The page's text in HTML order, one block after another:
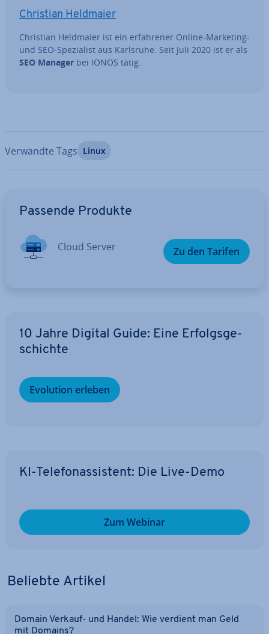
Christian Heldmaier
Christian Heldmaier ist ein er­fah­re­ner Online-Marketing-
und SEO-Spe­zia­list aus Karlsruhe. Seit Juli 2020 ist er als
SEO Manager bei IONOS tätig.
Verwandte Tags Linux
Passende Produkte
Cloud Server Zu den Tarifen
10 Jahre Digital Guide: Eine Er­folgs­ge­
schich­te
Evolution erleben
KI-Te­le­fon­as­sis­tent: Die Live-Demo
Zum Webinar
Beliebte Artikel
Domain Verkauf- und Handel: Wie verdient man Geld
mit Domains?